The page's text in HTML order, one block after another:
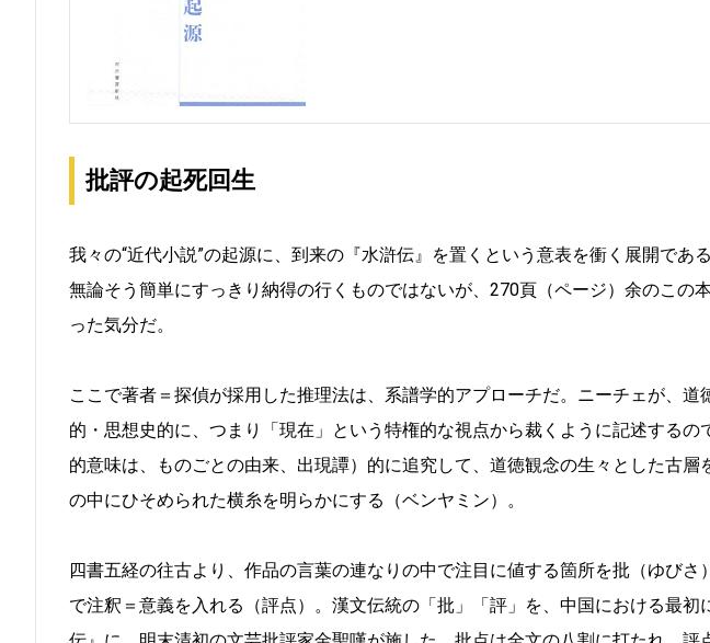
批評の起死回生
我々の“近代小説”の起源に、到来の『水滸伝』を置くという意表を衝く展開であ
無論そう簡単にすっきり納得の行くものではないが、270頁（ページ）余のこの
った気分だ。
ここで著者＝探偵が採用した推理法は、系譜学的アプローチだ。ニーチェが、
的・思想史的に、つまり「現在」という特権的な視点から裁くように記述するの
的意味は、ものごとの由来、出現譚）的に追究して、道徳観念の生々とした古
の中にひそめられた横糸を明らかにする（ベンヤミン）。
四書五経の往古より、作品の言葉の連なりの中で注目に値する箇所を批（ゆび
で注釈＝意義を入れる（評点）。漢文伝統の「批」「評」を、中国における最